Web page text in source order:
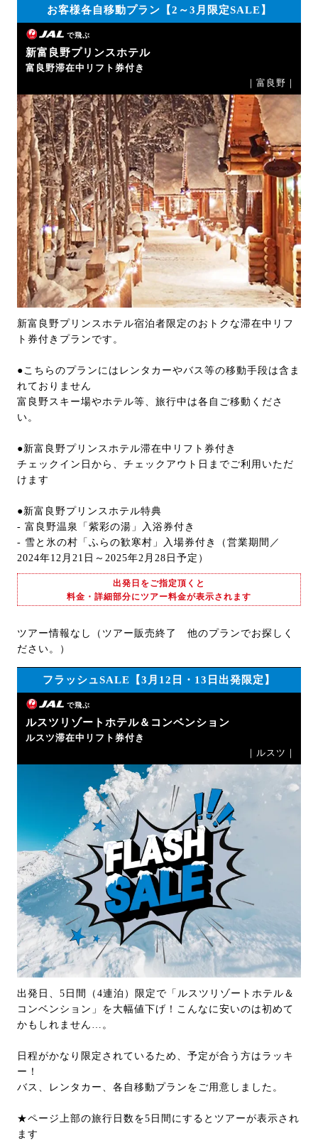
お客様各自移動プラン【2～3月限定SALE】
で飛ぶ
新富良野プリンスホテル
富良野滞在中リフト券付き
｜富良野｜
新富良野プリンスホテル宿泊者限定のおトクな滞在中リフ
ト券付きプランです。
●こちらのプランにはレンタカーやバス等の移動手段は含ま
れておりません
富良野スキー場やホテル等、旅行中は各自ご移動くださ
い。
●新富良野プリンスホテル滞在中リフト券付き
チェックイン日から、チェックアウト日までご利用いただ
けます
●新富良野プリンスホテル特典
- 富良野温泉「紫彩の湯」入浴券付き
- 雪と氷の村「ふらの歓寒村」入場券付き（営業期間／
2024年12月21日～2025年2月28日予定）
出発日をご指定頂くと
料金・詳細部分にツアー料金が表示されます
ツアー情報なし（ツアー販売終了 他のプランでお探しく
ださい。）
フラッシュSALE【3月12日・13日出発限定】
で飛ぶ
ルスツリゾートホテル＆コンベンション
ルスツ滞在中リフト券付き
｜ルスツ｜
出発日、5日間（4連泊）限定で「ルスツリゾートホテル＆
コンベンション」を大幅値下げ！こんなに安いのは初めて
かもしれません…。
日程がかなり限定されているため、予定が合う方はラッキ
ー！
バス、レンタカー、各自移動プランをご用意しました。
★ページ上部の旅行日数を5日間にするとツアーが表示され
ます